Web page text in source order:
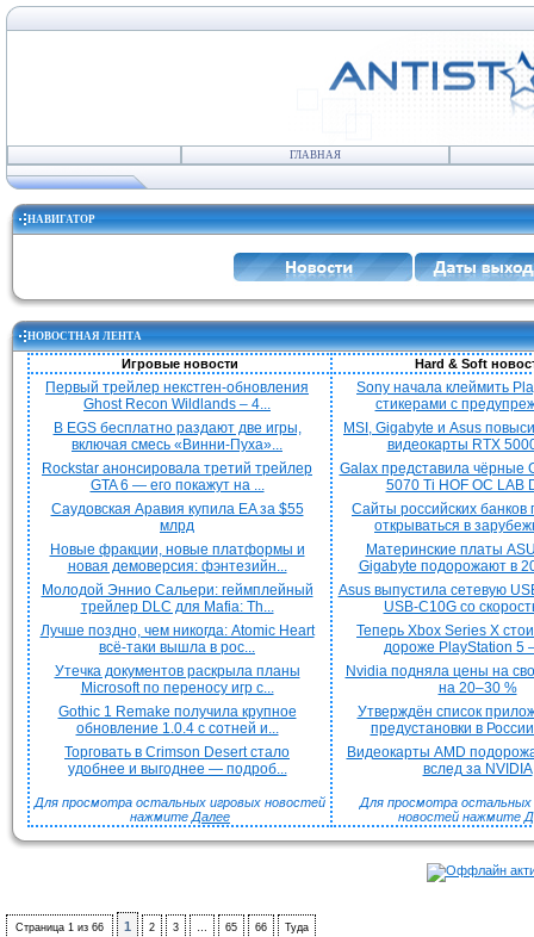
ГЛАВНАЯ
НАВИГАТОР
НОВОСТНАЯ ЛЕНТА
Игровые новости Hard & Soft
Первый трейлер некстген-обновления
Ghost Recon Wildlands – 4...
В EGS бесплатно раздают две игры,
включая смесь «Винни-Пуха»...
Rockstar анонсировала третий трейлер
GTA 6 — его покажут на ...
Саудовская Аравия купила EA за $55
млрд
Новые фракции, новые платформы и
новая демоверсия: фэнтезийн...
Молодой Эннио Сальери: геймплейный
трейлер DLC для Mafia: Th...
Лучше поздно, чем никогда: Atomic Heart
всё-таки вышла в рос...
Утечка документов раскрыла планы
Microsoft по переносу игр с...
Gothic 1 Remake получила крупное
обновление 1.0.4 с сотней и...
Торговать в Crimson Desert стало
удобнее и выгоднее — подроб...
Для просмотра остальных игровых новостей
нажмите Далее
Sony начала клеймить
стикерами с
MSI, Gigabyte и Asus
видеокарты RTX
Galax представила чёрные
5070 Ti HOF OC LAB
Сайты российских банков
открываться в
Материнские платы
Gigabyte подорожают в
Asus выпустила сетевую
USB-C10G со
Теперь Xbox Series X
дороже PlayStation 5
Nvidia подняла цены на
на 20–30 %
Утверждён список
предустановки в
Видеокарты AMD
вслед за NVIDIA
Для просмотра остальных
новостей нажмите
Страница 1 из 66 1 2 3 … 65 66 Туда